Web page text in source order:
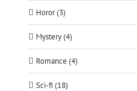
Horor (3)
Mystery (4)
Romance (4)
Sci-fi (18)